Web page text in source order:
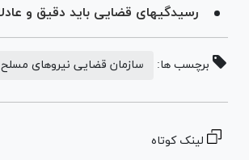
رسیدگی‎های قضایی باید دقیق و عادلانه باشد
برچسب ها: سازمان قضایی نیروهای مسلح
لینک کوتاه